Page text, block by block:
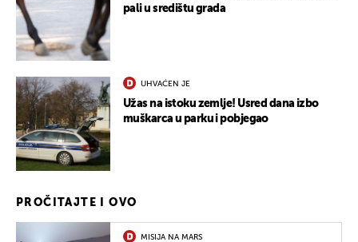
pali u središtu grada
UHVAĆEN JE
Užas na istoku zemlje! Usred dana izbo
muškarca u parku i pobjegao
PROČITAJTE I OVO
MISIJA NA MARS